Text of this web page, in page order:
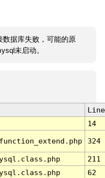
数据库失败，可能的原
未启动。
Line
14
324
211
62